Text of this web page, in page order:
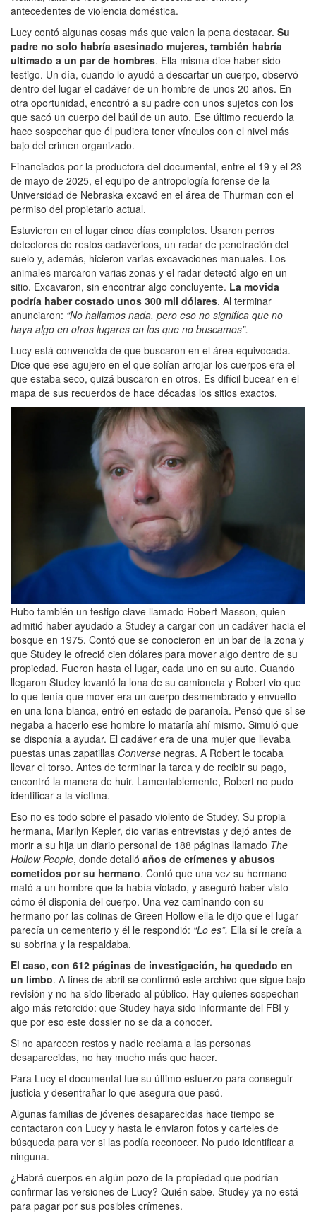
antecedentes de violencia doméstica.
Lucy contó algunas cosas más que valen la pena destacar. Su
padre no solo habría asesinado mujeres, también habría
ultimado a un par de hombres. Ella misma dice haber sido
testigo. Un día, cuando lo ayudó a descartar un cuerpo, observó
dentro del lugar el cadáver de un hombre de unos 20 años. En
otra oportunidad, encontró a su padre con unos sujetos con los
que sacó un cuerpo del baúl de un auto. Ese último recuerdo la
hace sospechar que él pudiera tener vínculos con el nivel más
bajo del crimen organizado.
Financiados por la productora del documental, entre el 19 y el 23
de mayo de 2025, el equipo de antropología forense de la
Universidad de Nebraska excavó en el área de Thurman con el
permiso del propietario actual.
Estuvieron en el lugar cinco días completos. Usaron perros
detectores de restos cadavéricos, un radar de penetración del
suelo y, además, hicieron varias excavaciones manuales. Los
animales marcaron varias zonas y el radar detectó algo en un
sitio. Excavaron, sin encontrar algo concluyente. La movida
podría haber costado unos 300 mil dólares. Al terminar
anunciaron: “No hallamos nada, pero eso no significa que no
haya algo en otros lugares en los que no buscamos”.
Lucy está convencida de que buscaron en el área equivocada.
Dice que ese agujero en el que solían arrojar los cuerpos era el
que estaba seco, quizá buscaron en otros. Es difícil bucear en el
mapa de sus recuerdos de hace décadas los sitios exactos.
Hubo también un testigo clave llamado Robert Masson, quien
admitió haber ayudado a Studey a cargar con un cadáver hacia el
bosque en 1975. Contó que se conocieron en un bar de la zona y
que Studey le ofreció cien dólares para mover algo dentro de su
propiedad. Fueron hasta el lugar, cada uno en su auto. Cuando
llegaron Studey levantó la lona de su camioneta y Robert vio que
lo que tenía que mover era un cuerpo desmembrado y envuelto
en una lona blanca, entró en estado de paranoia. Pensó que si se
negaba a hacerlo ese hombre lo mataría ahí mismo. Simuló que
se disponía a ayudar. El cadáver era de una mujer que llevaba
puestas unas zapatillas Converse negras. A Robert le tocaba
llevar el torso. Antes de terminar la tarea y de recibir su pago,
encontró la manera de huir. Lamentablemente, Robert no pudo
identificar a la víctima.
Eso no es todo sobre el pasado violento de Studey. Su propia
hermana, Marilyn Kepler, dio varias entrevistas y dejó antes de
morir a su hija un diario personal de 188 páginas llamado The
Hollow People, donde detalló años de crímenes y abusos
cometidos por su hermano. Contó que una vez su hermano
mató a un hombre que la había violado, y aseguró haber visto
cómo él disponía del cuerpo. Una vez caminando con su
hermano por las colinas de Green Hollow ella le dijo que el lugar
parecía un cementerio y él le respondió: “Lo es”. Ella sí le creía a
su sobrina y la respaldaba.
El caso, con 612 páginas de investigación, ha quedado en
un limbo. A fines de abril se confirmó este archivo que sigue bajo
revisión y no ha sido liberado al público. Hay quienes sospechan
algo más retorcido: que Studey haya sido informante del FBI y
que por eso este dossier no se da a conocer.
Si no aparecen restos y nadie reclama a las personas
desaparecidas, no hay mucho más que hacer.
Para Lucy el documental fue su último esfuerzo para conseguir
justicia y desentrañar lo que asegura que pasó.
Algunas familias de jóvenes desaparecidas hace tiempo se
contactaron con Lucy y hasta le enviaron fotos y carteles de
búsqueda para ver si las podía reconocer. No pudo identificar a
ninguna.
¿Habrá cuerpos en algún pozo de la propiedad que podrían
confirmar las versiones de Lucy? Quién sabe. Studey ya no está
para pagar por sus posibles crímenes.